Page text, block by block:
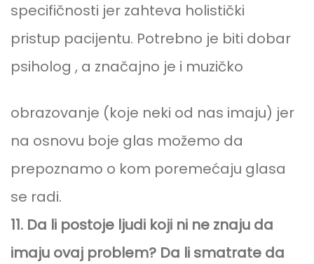
specifičnosti jer zahteva holistički
pristup pacijentu. Potrebno je biti dobar
psiholog , a značajno je i muzičko
obrazovanje (koje neki od nas imaju) jer
na osnovu boje glas možemo da
prepoznamo o kom poremećaju glasa
se radi.
11. Da li postoje ljudi koji ni ne znaju da
imaju ovaj problem? Da li smatrate da